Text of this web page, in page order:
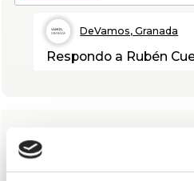
DeVamos, Granada
Respondo a Rubén